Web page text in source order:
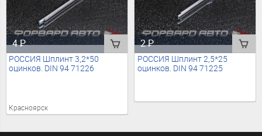
4₽
РОССИЯ Шплинт 3,2*50
оцинков. DIN 94 71226
Красноярск
2₽
РОССИЯ Шплинт 2,5*25
оцинков. DIN 94 71225